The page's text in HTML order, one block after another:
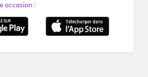
occasion :